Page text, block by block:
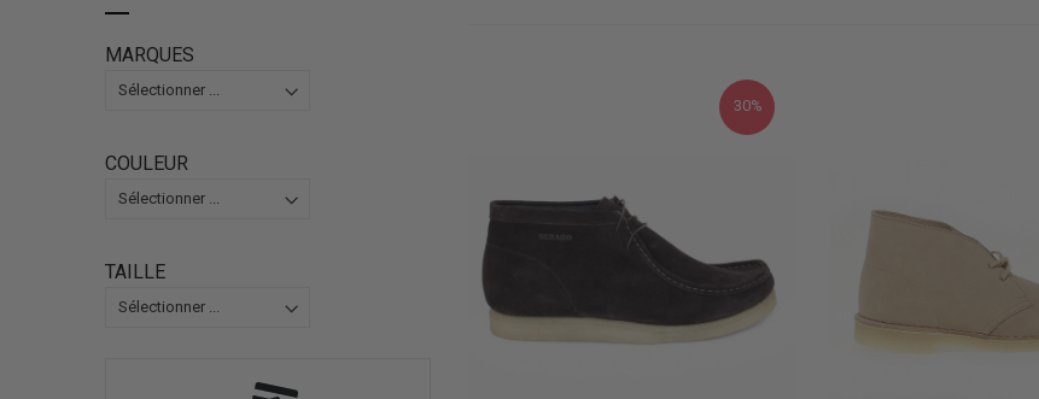
MARQUES
COULEUR
TAILLE
30%